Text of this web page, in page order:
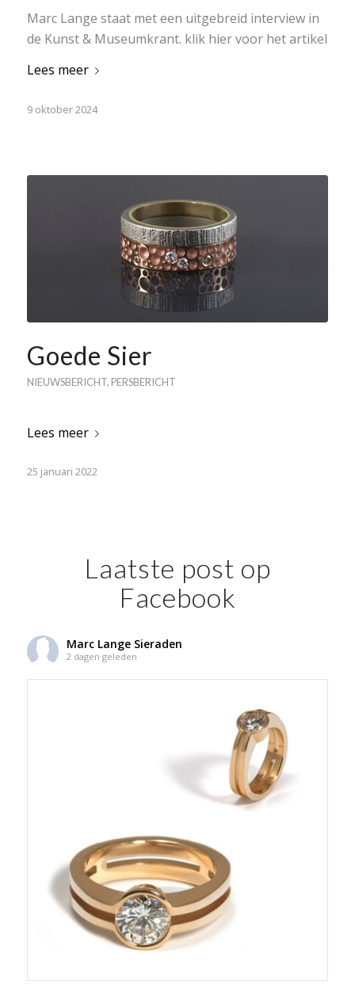
Marc Lange staat met een uitgebreid interview in
de Kunst & Museumkrant. klik hier voor het artikel
Lees meer
9 oktober 2024
Goede Sier
NIEUWSBERICHT, PERSBERICHT
Lees meer
25 januari 2022
Laatste post op
Facebook
Marc Lange Sieraden
2 dagen geleden